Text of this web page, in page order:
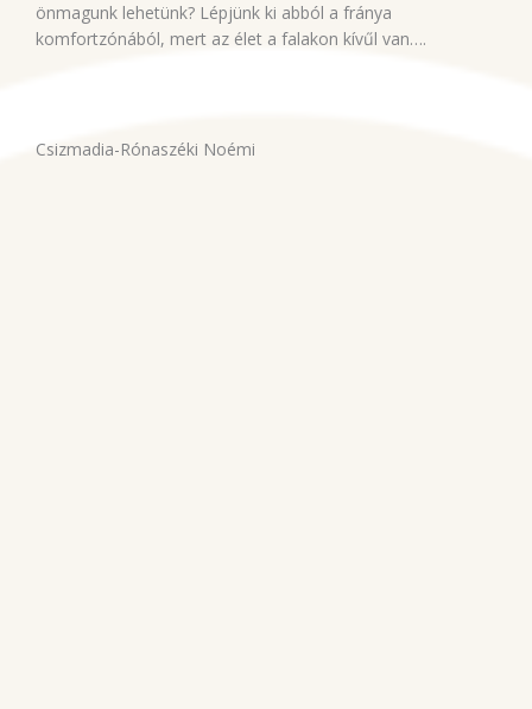
önmagunk lehetünk? Lépjünk ki abból a fránya
komfortzónából, mert az élet a falakon kívűl van….
Csizmadia-Rónaszéki Noémi